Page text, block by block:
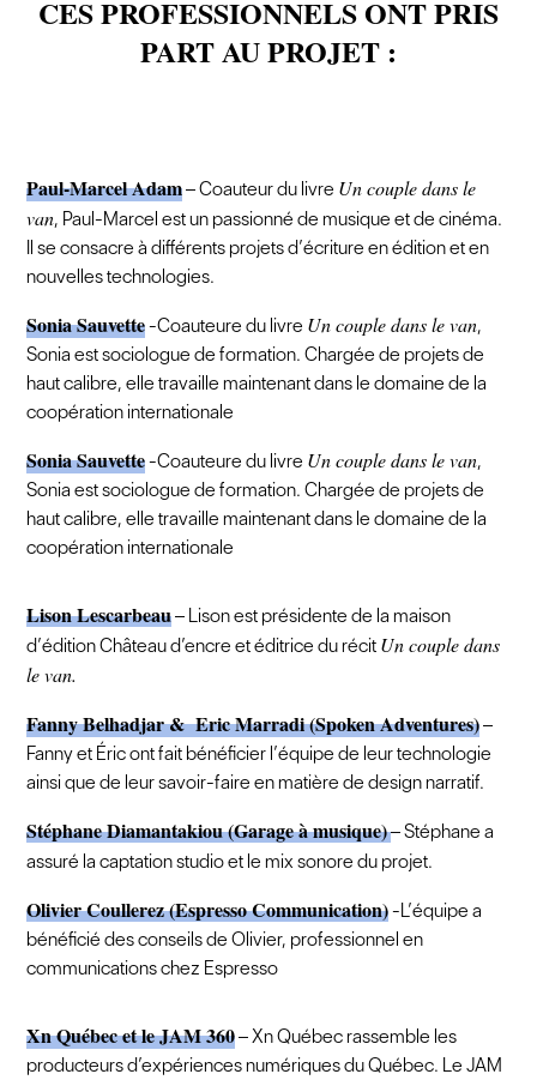
CES PROFESSIONNELS ONT PRIS
PART AU PROJET :
Paul-Marcel Adam– Coauteur du livre Un couple dans le
van, Paul-Marcel est un passionné de musique et de cinéma.
Il se consacre à différents projets d’écriture en édition et en
nouvelles technologies.
Sonia Sauvette-Coauteure du livre Un couple dans le van,
Sonia est sociologue de formation. Chargée de projets de
haut calibre, elle travaille maintenant dans le domaine de la
coopération internationale
Sonia Sauvette-Coauteure du livre Un couple dans le van,
Sonia est sociologue de formation. Chargée de projets de
haut calibre, elle travaille maintenant dans le domaine de la
coopération internationale
Lison Lescarbeau– Lison est présidente de la maison
d’édition Château d’encre et éditrice du récit Un couple dans
le van.
Fanny Belhadjar & Eric Marradi (Spoken Adventures)–
Fanny et Éric ont fait bénéficier l’équipe de leur technologie
ainsi que de leur savoir-faire en matière de design narratif.
Stéphane Diamantakiou (Garage à musique)– Stéphane a
assuré la captation studio et le mix sonore du projet.
Olivier Coullerez (Espresso Communication)-L’équipe a
bénéficié des conseils de Olivier, professionnel en
communications chez Espresso
Xn Québec et le JAM 360– Xn Québec rassemble les
producteurs d’expériences numériques du Québec. Le JAM